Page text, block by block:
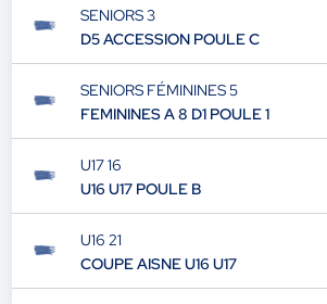
SENIORS 3
D5 ACCESSION POULE C
SENIORS FÉMININES 5
FEMININES A 8 D1 POULE 1
U17 16
U16 U17 POULE B
U16 21
COUPE AISNE U16 U17